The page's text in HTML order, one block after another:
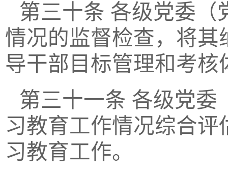
第三十条 各级党委（
情况的监督检查，将
导干部目标管理和考
第三十一条 各级党委
习教育工作情况综合
习教育工作。